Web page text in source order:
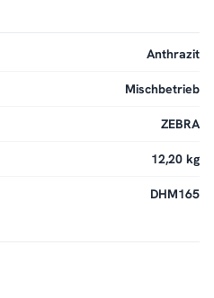
Anthrazit
Mischbetrieb
ZEBRA
12,20 kg
DHM165